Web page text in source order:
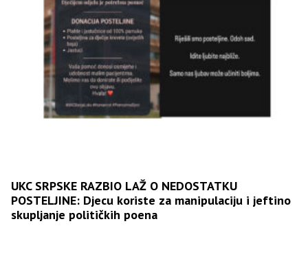
UKC SRPSKE RAZBIO LAŽ O NEDOSTATKU
POSTELJINE: Djecu koriste za manipulaciju i jeftino
skupljanje političkih poena